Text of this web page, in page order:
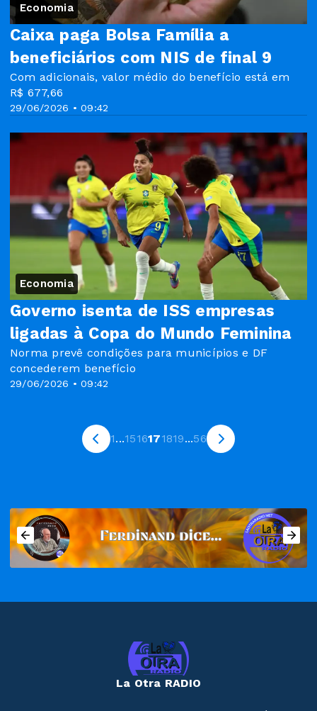
Economia
29/06/2026 • 09:42
Caixa paga Bolsa Família a
beneficiários com NIS de final 9
Com adicionais, valor médio do benefício está em
R$ 677,66
Economia
29/06/2026 • 09:42
Governo isenta de ISS empresas
ligadas à Copa do Mundo Feminina
Norma prevê condições para municípios e DF
concederem benefício
1...1516171819...56
La Otra RADIO